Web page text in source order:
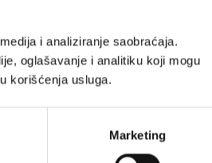
i analiziranje saobraćaja.
oglašavanje i analitiku koji mogu
korišćenja usluga.
Marketing